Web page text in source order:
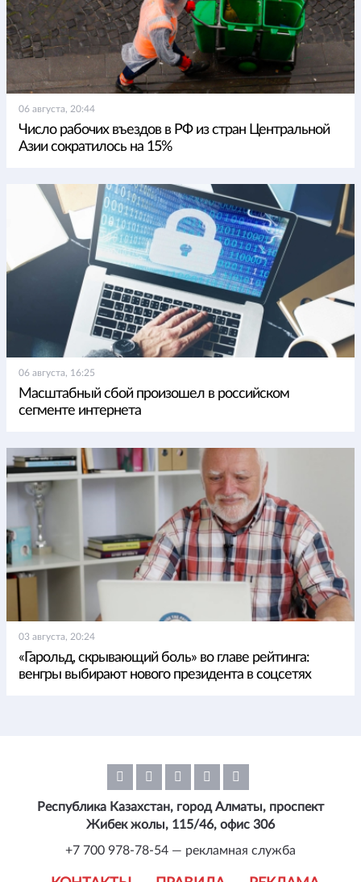
06 августа, 20:44
Число рабочих въездов в РФ из стран Центральной
Азии сократилось на 15%
06 августа, 16:25
Масштабный сбой произошел в российском
сегменте интернета
03 августа, 20:24
«Гарольд, скрывающий боль» во главе рейтинга:
венгры выбирают нового президента в соцсетях
Республика Казахстан, город Алматы, проспект
Жибек жолы, 115/46, офис 306
+7 700 978-78-54 — рекламная служба